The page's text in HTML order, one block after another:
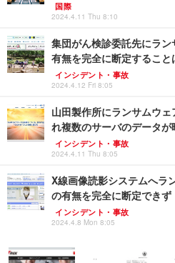
国際
2024.4.11 Thu 8:10
集団がん検診委託先にラ
有無を完全に断定するこ
インシデント・事故
2024.4.12 Fri 8:05
山田製作所にランサムウ
れ複数のサーバのデータが
インシデント・事故
2024.4.11 Thu 8:05
X線画像読影システムへラ
の有無を完全に断定できず
インシデント・事故
2024.4.8 Mon 8:05